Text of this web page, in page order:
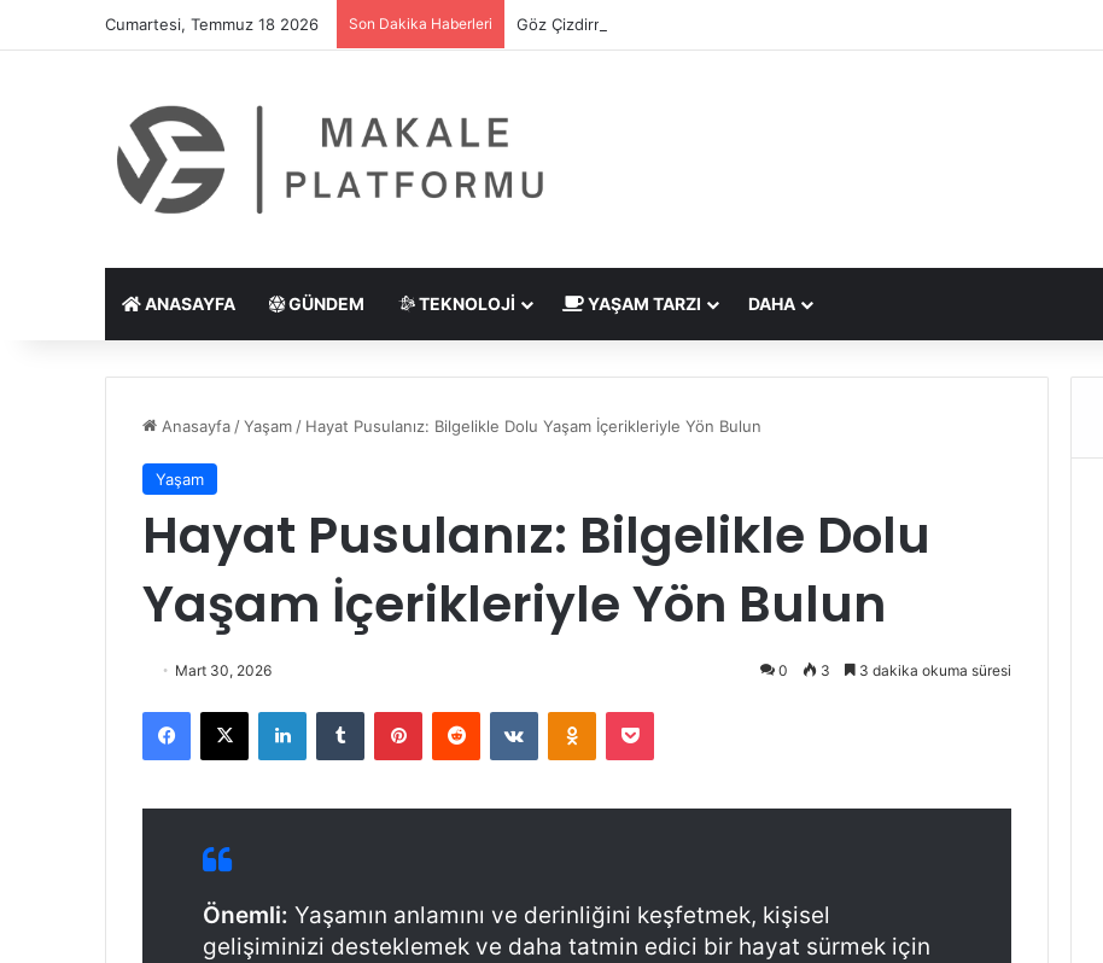
Cumartesi, Temmuz 18 2026 Son Dakika Haberleri Göz Çizdirme Eskide Kaldı: Görme Kusurlarının Tedavisinde Yeni Nesil Lazer
ANASAYFA GÜNDEM TEKNOLOJI YAŞAM TARZI DAHA
Anasayfa/Yaşam/ Hayat Pusulanız: Bilgelikle Dolu Yaşam İçerikleriyle Yön Bulun
Yaşam
Hayat Pusulanız: Bilgelikle Dolu
Yaşam İçerikleriyle Yön Bulun
Mart 30, 2026 0 3 3 dakika okuma süresi
Önemli: Yaşamın anlamını ve derinliğini keşfetmek, kişisel
gelişiminizi desteklemek ve daha tatmin edici bir hayat sürmek için